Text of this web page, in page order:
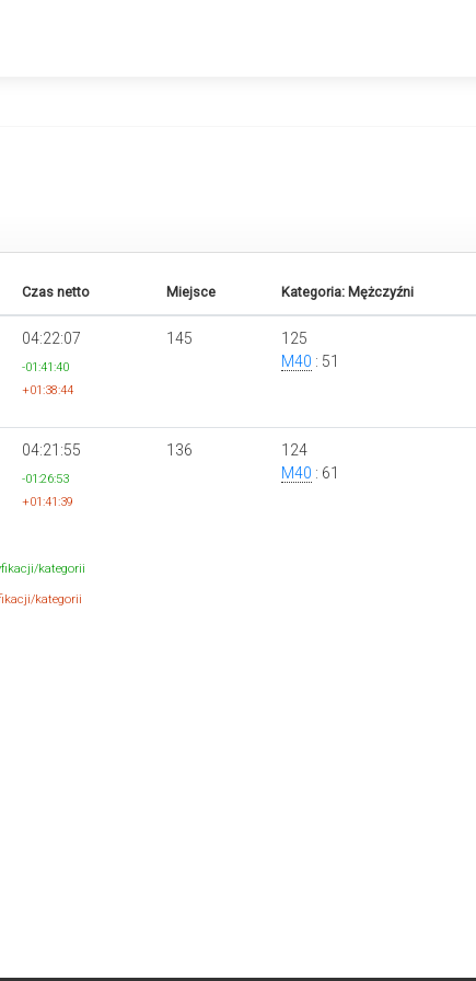
Czas netto Miejsce Kategoria: Mężczyźni
04:22:07
-01:41:40
+01:38:44
145
125
M40 : 51
04:21:55
-01:26:53
+01:41:39
136
124
M40 : 61
kategorii
kategorii